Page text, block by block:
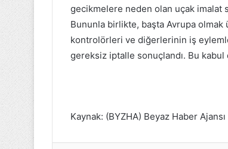
gecikmelere neden olan uçak imalat
Bununla birlikte, başta Avrupa
kontrolörleri ve diğerlerinin iş
gereksiz iptalle sonuçlandı. Bu
Kaynak: (BYZHA) Beyaz Haber Ajansı